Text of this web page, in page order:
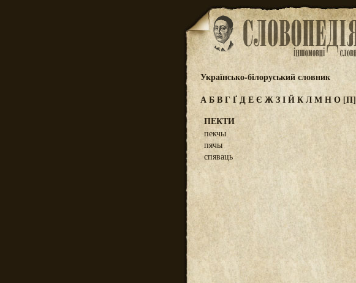
Українсько-білоруський словник
АБВГҐДЕЄ ЖЗІЙКЛМНО[П]
ПЕКТИ
пекчы
пячы
спяваць